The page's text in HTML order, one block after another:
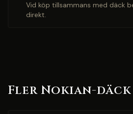
Vid köp tillsammans med däck
direkt.
Fler Nokian-däck